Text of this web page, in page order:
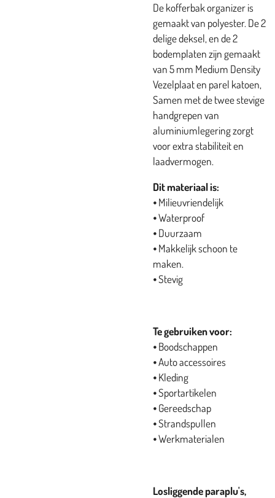
De kofferbak organizer is
gemaakt van polyester. De 2
delige deksel, en de 2
bodemplaten zijn gemaakt
van 5 mm Medium Density
Vezelplaat en parel katoen,
Samen met de twee stevige
handgrepen van
aluminiumlegering zorgt
voor extra stabiliteit en
laadvermogen.
Dit materiaal is:
⦁ Milieuvriendelijk
⦁ Waterproof
⦁ Duurzaam
⦁ Makkelijk schoon te
maken.
⦁ Stevig
Te gebruiken voor:
⦁ Boodschappen
⦁ Auto accessoires
⦁ Kleding
⦁ Sportartikelen
⦁ Gereedschap
⦁ Strandspullen
⦁ Werkmaterialen
Losliggende paraplu's,